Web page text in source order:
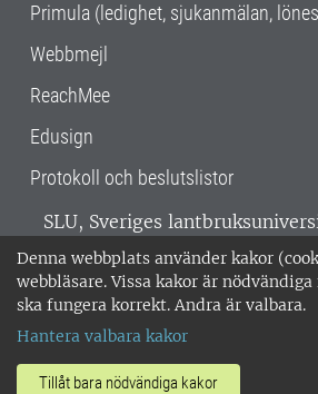
Denna webbplats använder kakor
webbläsare. Vissa kakor är
ska fungera korrekt. Andra är valbara.
Hantera valbara kakor
Tillåt bara nödvändiga kakor
Primula (ledighet, sjukanmälan,
Webbmejl
ReachMee
Edusign
Protokoll och beslutslistor
SLU, Sveriges
verksamhet över hela Sverige.
Alnarp, Uppsala och Umeå.
miljöcertifierat enligt ISO
018-67 10 00 • Org nr: 202100-
Om SLU:s webbplatser